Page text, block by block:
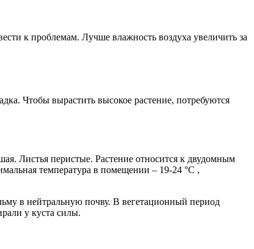
к проблемам. Лучше влажность воздуха увеличить за
Чтобы вырастить высокое растение, потребуются
Листья перистые. Растение относится к двудомным
температура в помещении – 19-24 °С ,
в нейтральную почву. В вегетационный период
у куста силы.